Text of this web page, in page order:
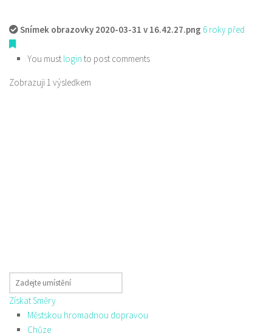
Snímek obrazovky 2020-03-31 v 16.42.27.png 6 roky před
You must login to post comments
Zobrazuji 1 výsledkem
Získat Směry
Městskou hromadnou dopravou
Chůze